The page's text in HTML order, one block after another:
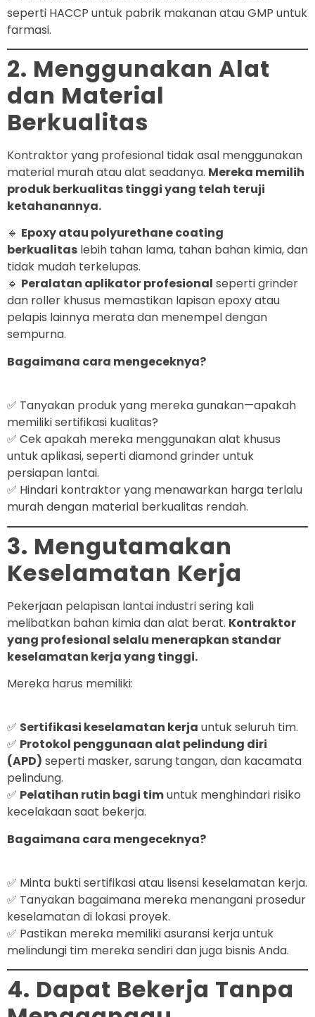
seperti HACCP untuk pabrik makanan atau GMP untuk
farmasi.
2. Menggunakan Alat
dan Material
Berkualitas
Kontraktor yang profesional tidak asal menggunakan
material murah atau alat seadanya. Mereka memilih
produk berkualitas tinggi yang telah teruji
ketahanannya.
🔹 Epoxy atau polyurethane coating
berkualitas lebih tahan lama, tahan bahan kimia, dan
tidak mudah terkelupas.
🔹 Peralatan aplikator profesional seperti grinder
dan roller khusus memastikan lapisan epoxy atau
pelapis lainnya merata dan menempel dengan
sempurna.
Bagaimana cara mengeceknya?
✅ Tanyakan produk yang mereka gunakan—apakah
memiliki sertifikasi kualitas?
✅ Cek apakah mereka menggunakan alat khusus
untuk aplikasi, seperti diamond grinder untuk
persiapan lantai.
✅ Hindari kontraktor yang menawarkan harga terlalu
murah dengan material berkualitas rendah.
3. Mengutamakan
Keselamatan Kerja
Pekerjaan pelapisan lantai industri sering kali
melibatkan bahan kimia dan alat berat. Kontraktor
yang profesional selalu menerapkan standar
keselamatan kerja yang tinggi.
Mereka harus memiliki:
✅ Sertifikasi keselamatan kerja untuk seluruh tim.
✅ Protokol penggunaan alat pelindung diri
(APD) seperti masker, sarung tangan, dan kacamata
pelindung.
✅ Pelatihan rutin bagi timuntuk menghindari risiko
kecelakaan saat bekerja.
Bagaimana cara mengeceknya?
✅ Minta bukti sertifikasi atau lisensi keselamatan kerja.
✅ Tanyakan bagaimana mereka menangani prosedur
keselamatan di lokasi proyek.
✅ Pastikan mereka memiliki asuransi kerja untuk
melindungi tim mereka sendiri dan juga bisnis Anda.
4. Dapat Bekerja Tanpa